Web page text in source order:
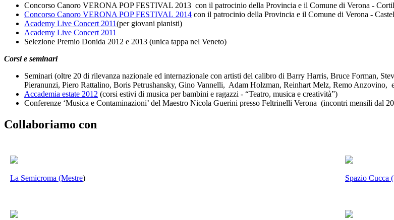
Concorso Canoro VERONA POP FESTIVAL 2013 con il patrocinio della Provincia e il Comune di Verona -
Concorso Canoro VERONA POP FESTIVAL 2014 con il patrocinio della Provincia e il Comune di Verona -
Academy Live Concert 2011(per giovani pianisti)
Academy Live Concert 2011
Selezione Premio Donida 2012 e 2013 (unica tappa nel Veneto)
Corsi e seminari
Seminari (oltre 20 di rilevanza nazionale ed internazionale con artisti del calibro di Barry Harris, Bruce Forman,
Pieranunzi, Piero Rattalino, Boris Petrushansky, Gino Vannelli, Adam Holzman, Reinhart Melz, Remo Anzovino,
Accademia estate 2012 (corsi estivi di musica per bambini e ragazzi - “Teatro, musica e creatività”)
Conferenze ‘Musica e Contaminazioni’ del Maestro Nicola Guerini presso Feltrinelli Verona (incontri mensili dal
Collaboriamo con
La Semicroma (Mestre) Spazio Cucca